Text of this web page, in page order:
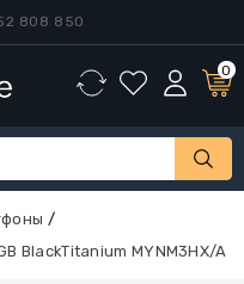
808 850
0
BlackTitanium MYNM3HX/A